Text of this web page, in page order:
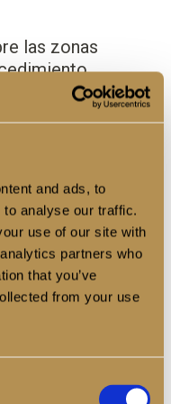
and ads, to
analyse our traffic.
use of our site with
partners who
that you’ve
from your use
las zonas
físico:
entre los tejidos
superficies
ordenada
lo reabsorbe de